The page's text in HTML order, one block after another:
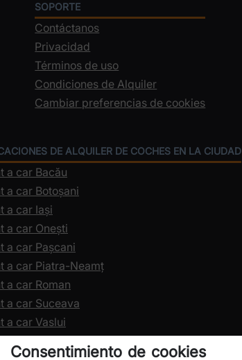
SOPORTE
Contáctanos
Privacidad
Términos de uso
Condiciones de Alquiler
Cambiar preferencias de cookies
DE ALQUILER DE COCHES EN LA CIUDAD
a car Bacău
a car Botoșani
a car Iași
a car Onești
a car Pașcani
a car Piatra-Neamț
a car Roman
a car Suceava
a car Vaslui
Consentimiento de cookies